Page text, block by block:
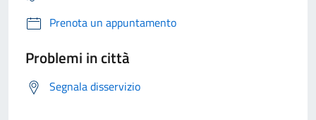
Prenota un appuntamento
Problemi in città
Segnala disservizio